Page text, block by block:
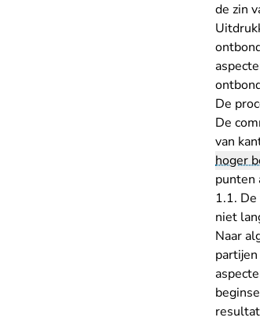
de zin
De
De
van
hoger
punten
1.1.
niet
Naar